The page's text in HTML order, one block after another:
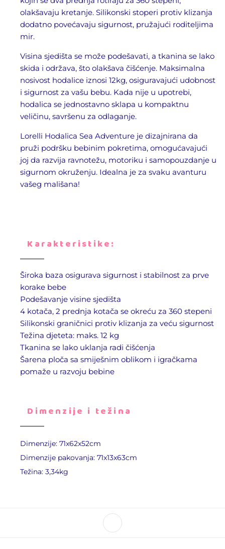
olakšavaju kretanje. Silikonski stoperi protiv klizanja
dodatno povećavaju sigurnost, pružajući roditeljima
mir.
Visina sjedišta se može podešavati, a tkanina se lako
skida i održava, što olakšava čišćenje. Maksimalna
nosivost hodalice iznosi 12kg, osiguravajući udobnost
i sigurnost za vašu bebu. Kada nije u upotrebi,
hodalica se jednostavno sklapa u kompaktnu
veličinu, savršenu za odlaganje.
Lorelli Hodalica Sea Adventure je dizajnirana da
pruži podršku bebinim pokretima, omogućavajući
joj da razvija ravnotežu, motoriku i samopouzdanje u
sigurnom okruženju. Idealna je za svaku avanturu
vašeg mališana!
Karakteristike:
Široka baza osigurava sigurnost i stabilnost za prve
korake bebe
Podešavanje visine sjedišta
4 kotača, 2 prednja kotača se okreću za 360 stepeni
Silikonski graničnici protiv klizanja za veću sigurnost
Težina djeteta: maks. 12 kg
Tkanina se lako uklanja radi čišćenja
Šarena ploča sa smiješnim oblikom i igračkama
pomaže u razvoju bebine
Dimenzije i težina
Dimenzije: 71x62x52cm
Dimenzije pakovanja: 71x13x63cm
Težina: 3,34kg